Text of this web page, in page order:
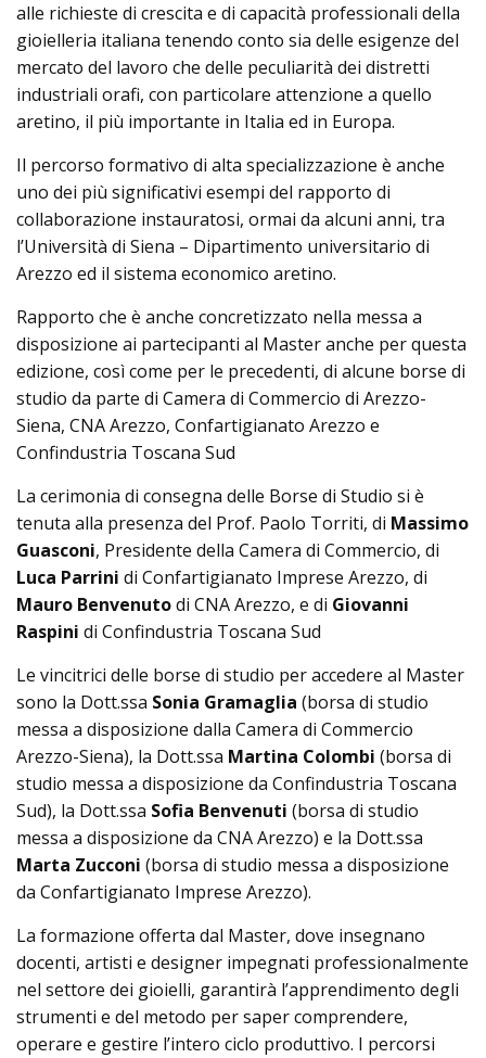
alle richieste di crescita e di capacità professionali della
gioielleria italiana tenendo conto sia delle esigenze del
mercato del lavoro che delle peculiarità dei distretti
industriali orafi, con particolare attenzione a quello
aretino, il più importante in Italia ed in Europa.
Il percorso formativo di alta specializzazione è anche
uno dei più significativi esempi del rapporto di
collaborazione instauratosi, ormai da alcuni anni, tra
l’Università di Siena – Dipartimento universitario di
Arezzo ed il sistema economico aretino.
Rapporto che è anche concretizzato nella messa a
disposizione ai partecipanti al Master anche per questa
edizione, così come per le precedenti, di alcune borse di
studio da parte di Camera di Commercio di Arezzo-
Siena, CNA Arezzo, Confartigianato Arezzo e
Confindustria Toscana Sud
La cerimonia di consegna delle Borse di Studio si è
tenuta alla presenza del Prof. Paolo Torriti, di Massimo
Guasconi, Presidente della Camera di Commercio, di
Luca Parrini di Confartigianato Imprese Arezzo, di
Mauro Benvenutodi CNA Arezzo, e di Giovanni
Raspini di Confindustria Toscana Sud
Le vincitrici delle borse di studio per accedere al Master
sono la Dott.ssa Sonia Gramaglia (borsa di studio
messa a disposizione dalla Camera di Commercio
Arezzo-Siena), la Dott.ssa Martina Colombi (borsa di
studio messa a disposizione da Confindustria Toscana
Sud), la Dott.ssa Sofia Benvenuti (borsa di studio
messa a disposizione da CNA Arezzo) e la Dott.ssa
Marta Zucconi (borsa di studio messa a disposizione
da Confartigianato Imprese Arezzo).
La formazione offerta dal Master, dove insegnano
docenti, artisti e designer impegnati professionalmente
nel settore dei gioielli, garantirà l’apprendimento degli
strumenti e del metodo per saper comprendere,
operare e gestire l’intero ciclo produttivo. I percorsi